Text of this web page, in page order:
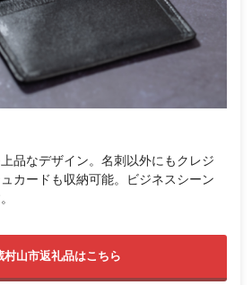
品なデザイン。名刺以外にもクレジ
カードも収納可能。ビジネスシーン
村山市返礼品はこちら